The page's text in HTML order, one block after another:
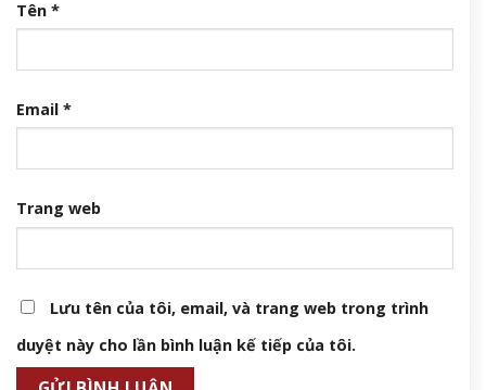
Tên *
Email *
Trang web
Lưu tên của tôi, email, và trang web trong trình
duyệt này cho lần bình luận kế tiếp của tôi.